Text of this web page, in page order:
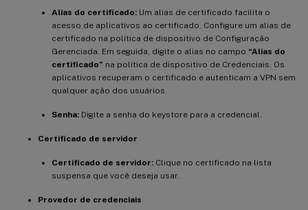
Alias do certificado: Um alias de certificado facilita o
acesso de aplicativos ao certificado. Configure um alias de
certificado na política de dispositivo de Configuração
Gerenciada. Em seguida, digite o alias no campo “Alias do
certificado” na política de dispositivo de Credenciais. Os
aplicativos recuperam o certificado e autenticam a VPN sem
qualquer ação dos usuários.
Senha: Digite a senha do keystore para a credencial.
Certificado de servidor
Certificado de servidor: Clique no certificado na lista
suspensa que você deseja usar.
Provedor de credenciais